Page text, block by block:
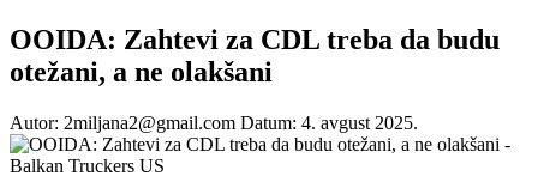
OOIDA: Zahtevi za CDL treba da budu
otežani, a ne olakšani
Autor: 2miljana2@gmail.com Datum: 4. avgust 2025.